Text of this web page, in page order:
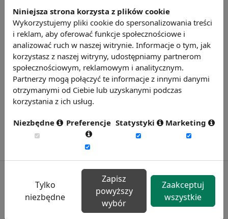
Rynekpracy.pl
Niniejsza strona korzysta z plików cookie
Wykorzystujemy pliki cookie do spersonalizowania treści
i reklam, aby oferować funkcje społecznościowe i
analizować ruch w naszej witrynie. Informacje o tym, jak
korzystasz z naszej witryny, udostępniamy partnerom
społecznościowym, reklamowym i analitycznym.
Partnerzy mogą połączyć te informacje z innymi danymi
otrzymanymi od Ciebie lub uzyskanymi podczas
korzystania z ich usług.
Niezbędne Preferencje Statystyki Marketing
Tylko
niezbędne
Zapisz
powyższy
wybór
Zaakceptuj
wszystkie